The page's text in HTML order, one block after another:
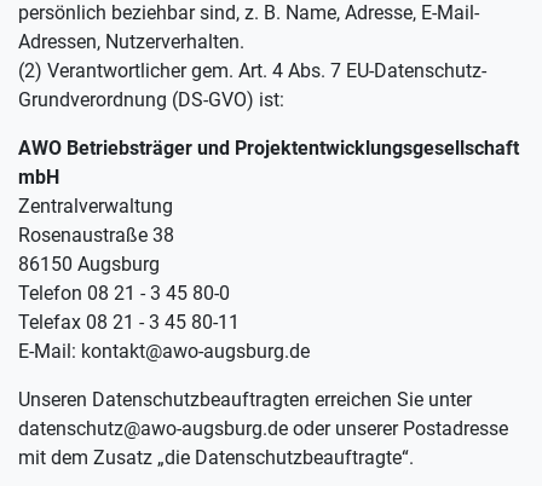
persönlich beziehbar sind, z. B. Name, Adresse, E-Mail-
Adressen, Nutzerverhalten.
(2) Verantwortlicher gem. Art. 4 Abs. 7 EU-Datenschutz-
Grundverordnung (DS-GVO) ist:
AWO Betriebsträger und Projektentwicklungsgesellschaft
mbH
Zentralverwaltung
Rosenaustraße 38
86150 Augsburg
Telefon 08 21 - 3 45 80-0
Telefax 08 21 - 3 45 80-11
E-Mail: kontakt@awo-augsburg.de
Unseren Datenschutzbeauftragten erreichen Sie unter
datenschutz@awo-augsburg.de oder unserer Postadresse
mit dem Zusatz „die Datenschutzbeauftragte“.